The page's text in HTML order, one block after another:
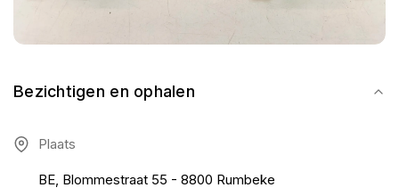
Bezichtigen en ophalen
Plaats
BE, Blommestraat 55 - 8800 Rumbeke